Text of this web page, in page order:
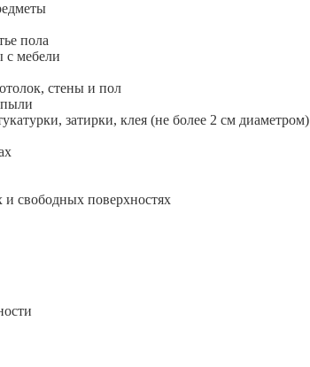
пола
мебели
стены и пол
пыли
затирки, клея (не более 2 см диаметром)
свободных поверхностях